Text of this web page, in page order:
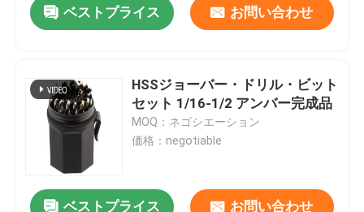
ベストプライス お問い合わせ
HSSジョーバー・ドリル・ビット
セット 1/16-1/2 アンバー完成品
MOQ：ネゴシエーション
価格：negotiable
ベストプライス お問い合わせ